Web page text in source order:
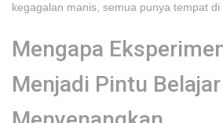
kegagalan manis, semua punya tempat di
Mengapa
Menjadi Pintu